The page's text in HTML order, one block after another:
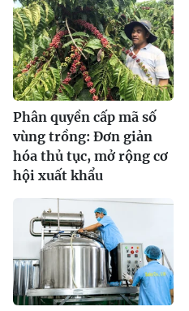
Phân quyền cấp mã số
vùng trồng: Đơn giản
hóa thủ tục, mở rộng cơ
hội xuất khẩu